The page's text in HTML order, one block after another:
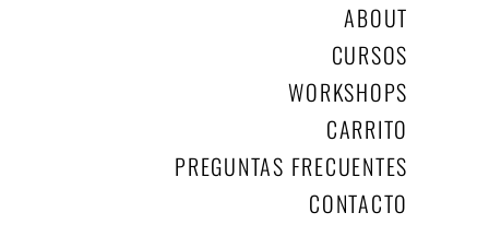
ABOUT
CURSOS
WORKSHOPS
CARRITO
PREGUNTAS FRECUENTES
CONTACTO